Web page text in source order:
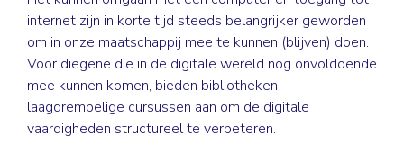
internet zijn in korte tijd steeds belangrijker geworden
om in onze maatschappij mee te kunnen (blijven) doen.
Voor diegene die in de digitale wereld nog onvoldoende
mee kunnen komen, bieden bibliotheken
laagdrempelige cursussen aan om de digitale
vaardigheden structureel te verbeteren.